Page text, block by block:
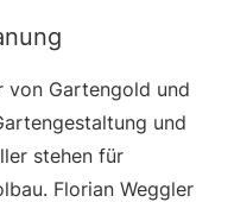
von Gartengold und
und
stehen für
Florian Weggler